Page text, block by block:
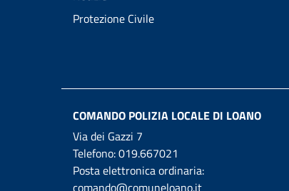
Protezione Civile
COMANDO POLIZIA LOCALE DI LOANO
Via dei Gazzi 7
Telefono:019.667021
Posta elettronica ordinaria:
comando@comuneloano.it